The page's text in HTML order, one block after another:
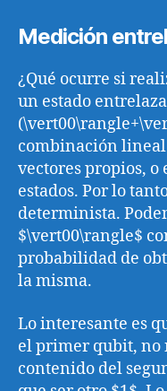
Medición
¿Qué ocurre si
un estado
combinación lineal
vectores propios, o
estados. Por lo
determinista.
$\vert00\rangle$
probabilidad de
la misma.
Lo interesante es
el primer qubit, no
contenido del